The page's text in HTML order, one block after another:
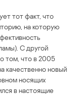
тот факт, что
на которую
С другой
том, что в 2005
качественно новый
носящих
в настоящие